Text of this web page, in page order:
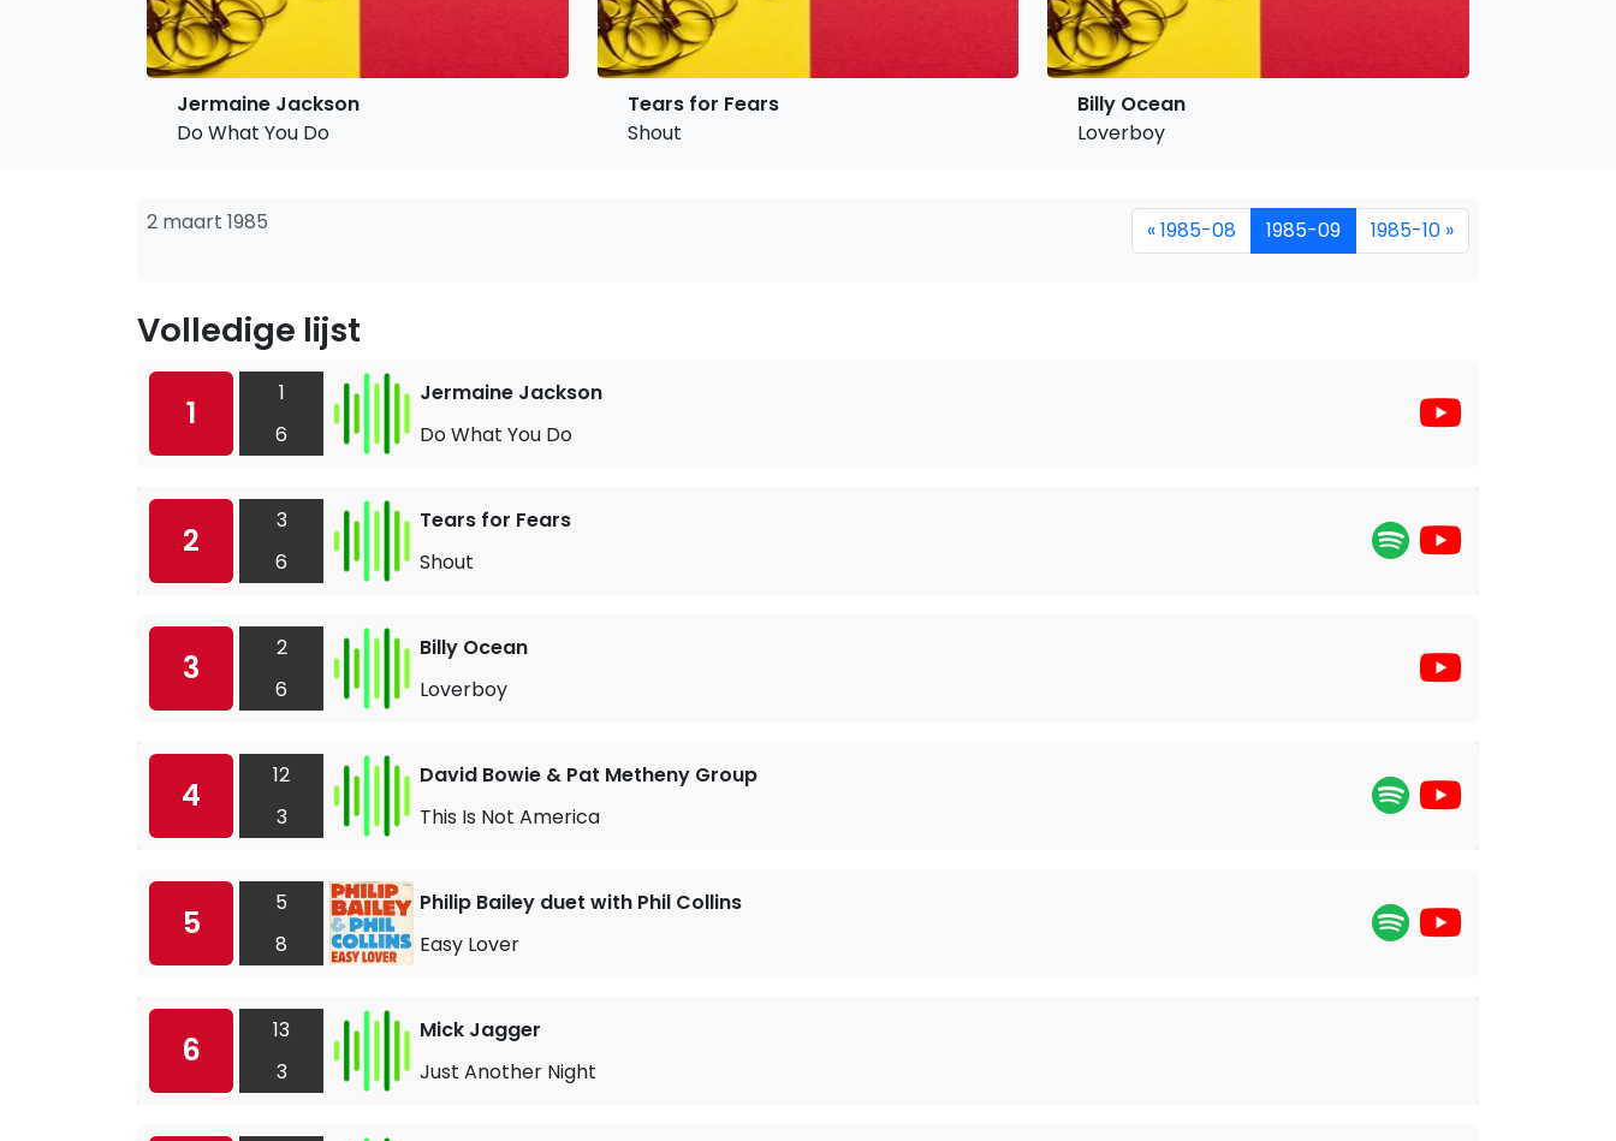
Jermaine Jackson
Do What You Do
Tears for Fears
Shout
Billy Ocean
Loverboy
2 maart 1985 « 1985-08 1985-09 1985-10 »
Volledige lijst
1
1
6
Jermaine Jackson
Do What You Do
2
3
6
Tears for Fears
Shout
3
2
6
Billy Ocean
Loverboy
4
12
3
David Bowie & Pat Metheny Group
This Is Not America
5
5
8
Philip Bailey duet with Phil Collins
Easy Lover
6
13
3
Mick Jagger
Just Another Night